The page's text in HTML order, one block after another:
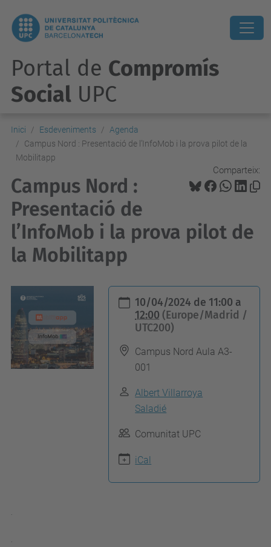
Portal de Compromís
Social UPC
Inici Esdeveniments
Agenda
Campus Nord : Presentació de l’InfoMob i la prova pilot de la
Mobilitapp
Comparteix:
Campus Nord :
Presentació de
l’InfoMob i la prova pilot de
la Mobilitapp
t
p
s
e
10/04/2024 de 11:00 a
12:00 (Europe/Madrid /
UTC200)
Campus Nord Aula A3-
001
Albert Villarroya
Saladié
Comunitat UPC
iCal
.
.